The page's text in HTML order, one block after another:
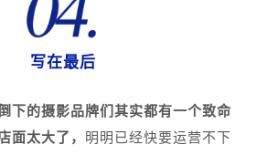
写在最后
下的摄影品牌们其实都有一个致命
面太大了，
明明已经快要运营不下